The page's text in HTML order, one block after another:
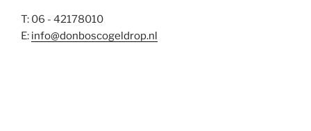
T: 06 - 42178010
E: info@donboscogeldrop.nl